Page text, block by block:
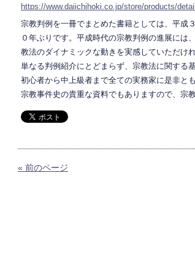
https://www.daiichihoki.co.jp/store/products/
宗教判例を一冊でまとめた書籍としては、平成
０年ぶりです。平成時代の宗教判例の進展には
教法のダイナミックな動きを実感していただけ
単なる判例紹介にとどまらず、宗教法に関する
初心者から中上級者まで全ての実務家に是非と
宗教事件史の貴重な資料でもありますので、宗
« 前のページ